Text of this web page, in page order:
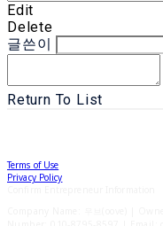
Edit
Delete
글쓴이
Return To List
Terms of Use
Privacy Policy